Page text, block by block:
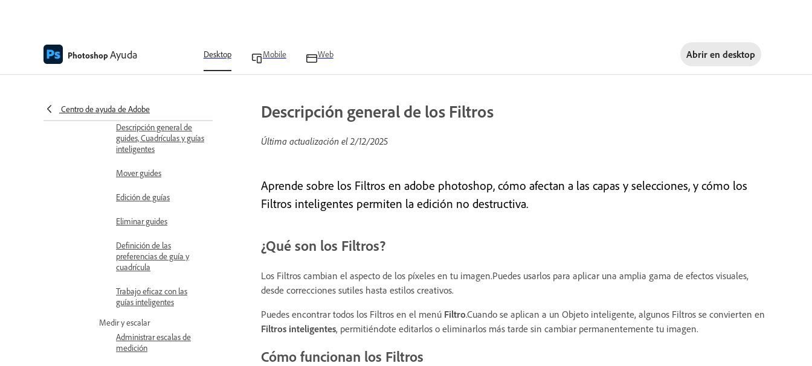
PhotoshopAyuda Desktop Mobile Web Abrir en desktop
Centro de ayuda de Adobe
Descripción general de
guides, Cuadrículas y guías
inteligentes
Mover guides
Edición de guías
Eliminar guides
Definición de las
preferencias de guía y
cuadrícula
Trabajo eficaz con las
guías inteligentes
Medir y escalar
Administrar escalas de
medición
Descripción general de los Filtros
Última actualización el2/12/2025
Aprende sobre los Filtros en adobe photoshop, cómo afectan a las capas y selecciones, y cómo los
Filtros inteligentes permiten la edición no destructiva.
¿Qué son los Filtros?
Los Filtros cambian el aspecto de los píxeles en tu imagen.Puedes usarlos para aplicar una amplia gama de efectos visuales,
desde correcciones sutiles hasta estilos creativos.
Puedes encontrar todos los Filtros en el menú Filtro.Cuando se aplican a un Objeto inteligente, algunos Filtros se convierten en
Filtros inteligentes, permitiéndote editarlos o eliminarlos más tarde sin cambiar permanentemente tu imagen.
Cómo funcionan los Filtros